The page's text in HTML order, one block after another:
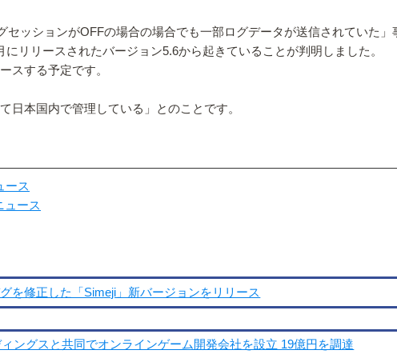
ッションがOFFの場合の場合でも一部ログデータが送信されていた」
リリースされたバージョン5.6から起きていることが判明しました。
スする予定です。
日本国内で管理している」とのことです。
ース
ュース
を修正した「Simeji」新バージョンをリリース
ングスと共同でオンラインゲーム開発会社を設立 19億円を調達